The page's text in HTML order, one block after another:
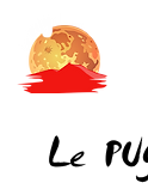
Le PU